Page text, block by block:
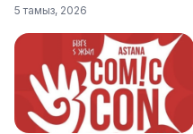
5 тамыз, 2026